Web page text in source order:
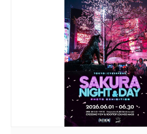
MUSEUM 美術館情報
NEWS お知らせ
CONTACT お問合せ